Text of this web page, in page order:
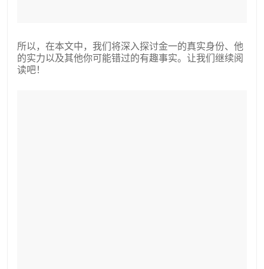
所以，在本文中，我们将深入探讨金一的真实身份、他
的实力以及其他你可能错过的有趣事实。让我们继续阅
读吧！